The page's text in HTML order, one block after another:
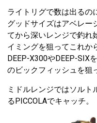
ライトリグで数は出るの
グッドサイズはアベレー
てから深いレンジで釣れ
イミングを狙ってこれか
DEEP-X300やDEEP-SIX
のビックフィッシュを狙
ミドルレンジではソル
るPICCOLAでキャッチ。